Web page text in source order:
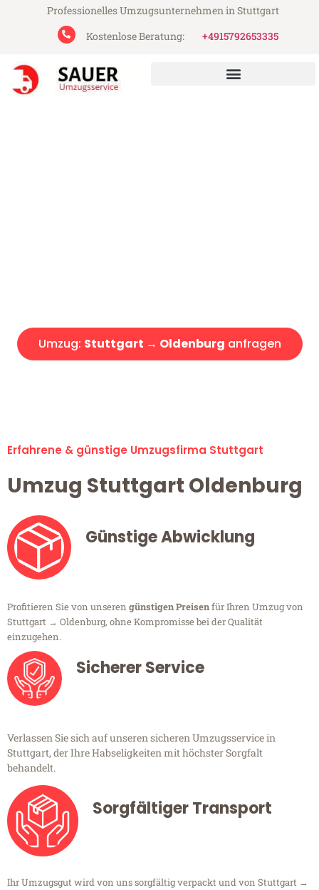
Professionelles Umzugsunternehmen in Stuttgart
Kostenlose Beratung:
+4915792653335
Umzug: Stuttgart → Oldenburg anfragen
Erfahrene & günstige Umzugsfirma Stuttgart
Umzug Stuttgart Oldenburg
Günstige Abwicklung
Profitieren Sie von unseren günstigen Preisenfür Ihren Umzug von
Stuttgart → Oldenburg, ohne Kompromisse bei der Qualität
einzugehen.
Sicherer Service
Verlassen Sie sich auf unseren sicheren Umzugsservice in
Stuttgart, der Ihre Habseligkeiten mit höchster Sorgfalt
behandelt.
Sorgfältiger Transport
Ihr Umzugsgut wird von uns sorgfältig verpackt und von Stuttgart →